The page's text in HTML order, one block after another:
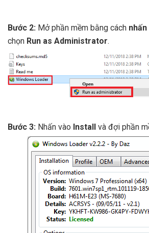
Bước 2: Mở phần mềm bằng cách
chọn Run as Administrator.
Bước 3: Nhấn vào Install và đợi phần